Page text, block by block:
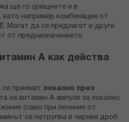
ще го срещнете и в
като например комбинация от
. Могат да се предлагат и други
от предназначението.
А как действа
приемат локално през
на витамин А ампули за локално
(само при лечение от
се натрупва в черния дроб